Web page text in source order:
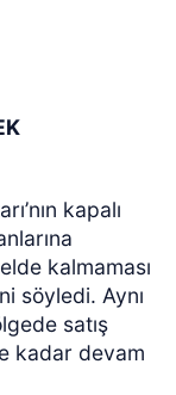
kapalı
kalmaması
söyledi. Aynı
satış
kadar devam